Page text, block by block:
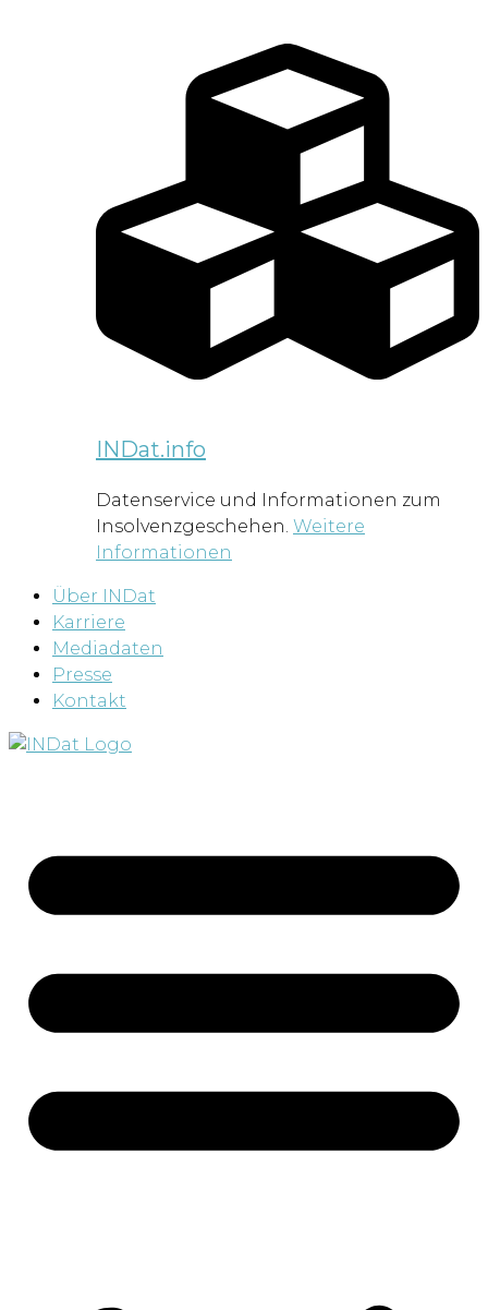
INDat.info
Datenservice und Informationen zum
Insolvenzgeschehen. Weitere
Informationen
Über INDat
Karriere
Mediadaten
Presse
Kontakt